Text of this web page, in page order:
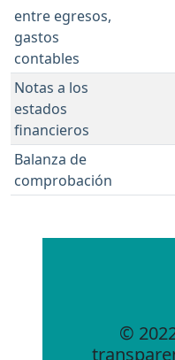
entre egresos,
gastos
contables
Notas a los
estados
financieros
Balanza de
comprobación
©